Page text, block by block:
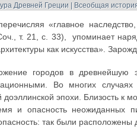
Древней Греции | Всеобщая
«главное
т. 21, с. 33), упоминает
как искусства».
городов в древнейшую
Во многих случаях
доэллинской эпохи. Близость к
и опасность неожиданных
так были